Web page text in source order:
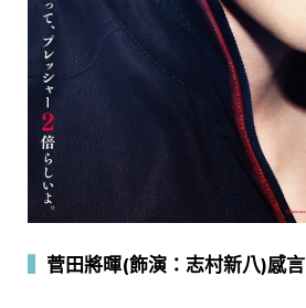
菅田將暉(飾演：志村新八)感言